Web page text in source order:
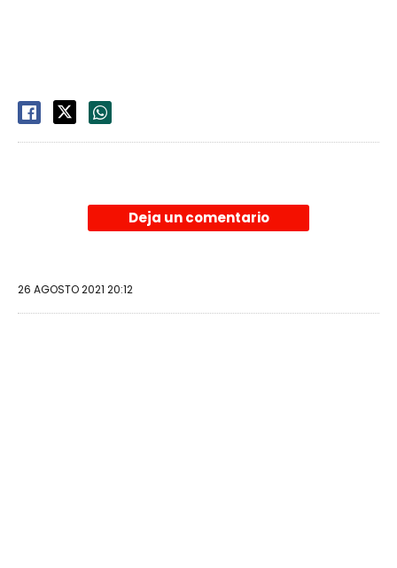
Deja un comentario
26 AGOSTO 2021 20:12